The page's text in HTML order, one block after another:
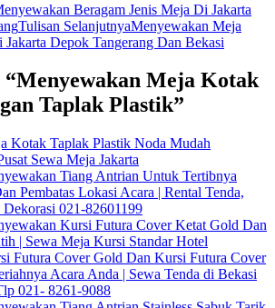
Beragam Jenis Meja Di Jakarta
Tulisan SelanjutnyaMenyewakan Meja
Depok Tangerang Dan Bekasi
“Menyewakan Meja Kotak
Taplak Plastik”
Kotak Taplak Plastik Noda Mudah
Sewa Meja Jakarta
Tiang Antrian Untuk Tertibnya
Pembatas Lokasi Acara | Rental Tenda,
021-82601199
Kursi Futura Cover Ketat Gold Dan
| Sewa Meja Kursi Standar Hotel
Futura Cover Gold Dan Kursi Futura Cover
Acara Anda | Sewa Tenda di Bekasi
021- 8261-9088